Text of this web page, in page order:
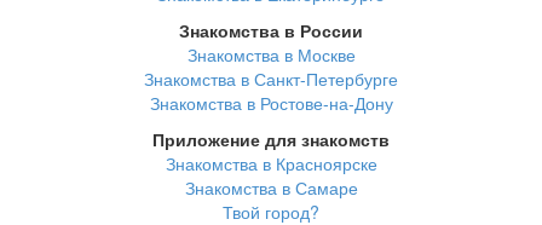
Знакомства в России
Знакомства в Москве
Знакомства в Санкт-Петербурге
Знакомства в Ростове-на-Дону
Приложение для знакомств
Знакомства в Красноярске
Знакомства в Самаре
Твой город?